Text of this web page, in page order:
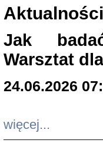
węgrowskim. Źródła i
Aktualności
Jak
Warsztat
24.06.2026
więcej...